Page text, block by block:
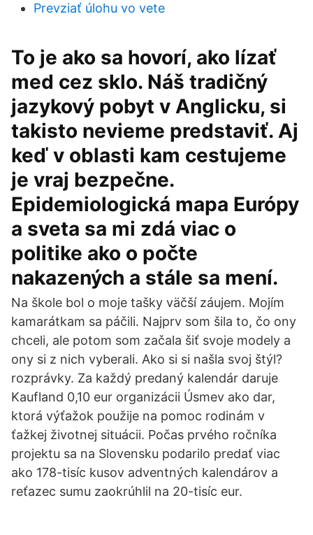
Prevziať úlohu vo vete
To je ako sa hovorí, ako lízať
med cez sklo. Náš tradičný
jazykový pobyt v Anglicku, si
takisto nevieme predstaviť. Aj
keď v oblasti kam cestujeme
je vraj bezpečne.
Epidemiologická mapa Európy
a sveta sa mi zdá viac o
politike ako o počte
nakazených a stále sa mení.
Na škole bol o moje tašky väčší záujem. Mojím
kamarátkam sa páčili. Najprv som šila to, čo ony
chceli, ale potom som začala šiť svoje modely a
ony si z nich vyberali. Ako si si našla svoj štýl?
rozprávky. Za každý predaný kalendár daruje
Kaufland 0,10 eur organizácii Úsmev ako dar,
ktorá výťažok použije na pomoc rodinám v
ťažkej životnej situácii. Počas prvého ročníka
projektu sa na Slovensku podarilo predať viac
ako 178-tisíc kusov adventných kalendárov a
reťazec sumu zaokrúhlil na 20-tisíc eur.